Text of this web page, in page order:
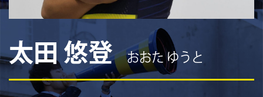
太田 悠登 おおた ゆうと